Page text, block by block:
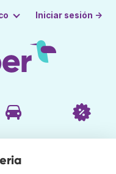
Iniciar sesión →